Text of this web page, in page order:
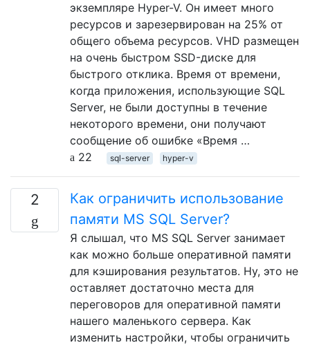
экземпляре Hyper-V. Он имеет много
ресурсов и зарезервирован на 25% от
общего объема ресурсов. VHD размещен
на очень быстром SSD-диске для
быстрого отклика. Время от времени,
когда приложения, использующие SQL
Server, не были доступны в течение
некоторого времени, они получают
сообщение об ошибке «Время …
22
sql-server hyper-v
2
Как ограничить использование
памяти MS SQL Server?
Я слышал, что MS SQL Server занимает
как можно больше оперативной памяти
для кэширования результатов. Ну, это не
оставляет достаточно места для
переговоров для оперативной памяти
нашего маленького сервера. Как
изменить настройки, чтобы ограничить